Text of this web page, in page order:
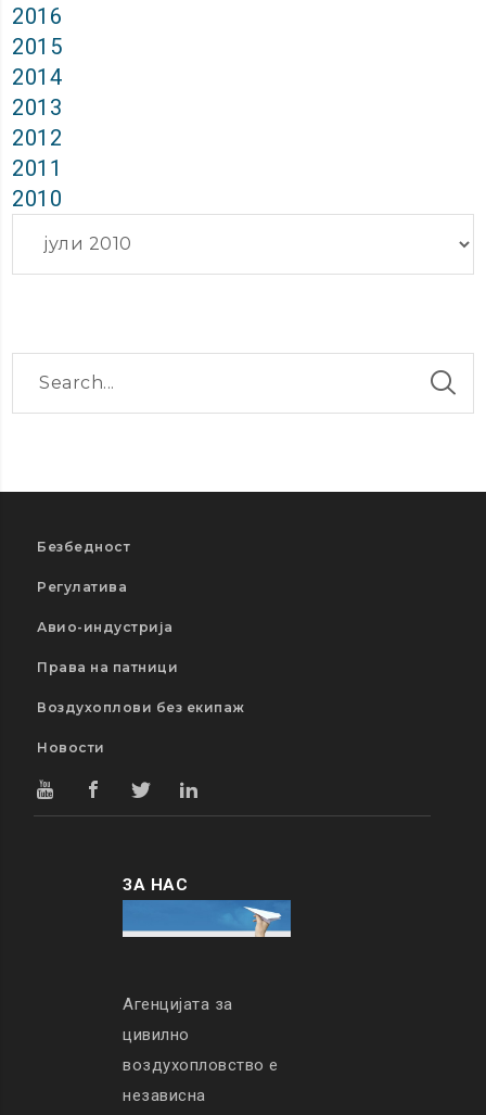
2016
2015
2014
2013
2012
2011
2010
Безбедност
Регулатива
Авио-индустрија
Права на патници
Воздухоплови без екипаж
Новости
ЗА НАС
Агенцијата за
цивилно
воздухопловство е
независна